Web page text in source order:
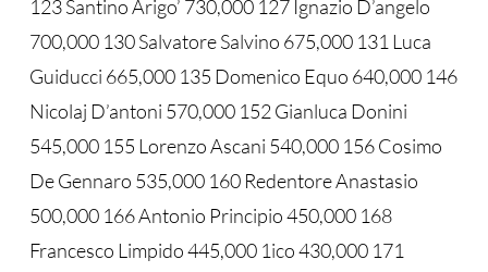
123 Santino Arigo’ 730,000 127 Ignazio D’angelo
700,000 130 Salvatore Salvino 675,000 131 Luca
Guiducci 665,000 135 Domenico Equo 640,000 146
Nicolaj D’antoni 570,000 152 Gianluca Donini
545,000 155 Lorenzo Ascani 540,000 156 Cosimo
De Gennaro 535,000 160 Redentore Anastasio
500,000 166 Antonio Principio 450,000 168
Francesco Limpido 445,000 1ico 430,000 171